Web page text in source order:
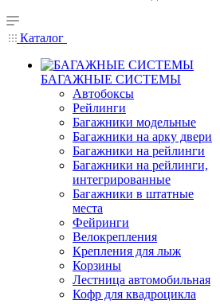
Каталог
БАГАЖНЫЕ СИСТЕМЫ
Автобоксы
Рейлинги
Багажники модельные
Багажники на арку двери
Багажники на рейлинги
Багажники на рейлинги,
интегрированные
Багажники в штатные
места
Фейринги
Велокрепления
Крепления для лыж
Корзины
Лестница автомобильная
Кофр для квадроцикла